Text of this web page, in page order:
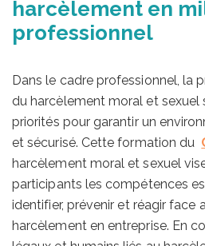
harcèlement en
professionnel
Dans le cadre professionnel, la
du harcèlement moral et sexuel
priorités pour garantir un
et sécurisé. Cette formation du
harcèlement moral et sexuel
participants les compétences
identifier, prévenir et réagir face
harcèlement en entreprise. En